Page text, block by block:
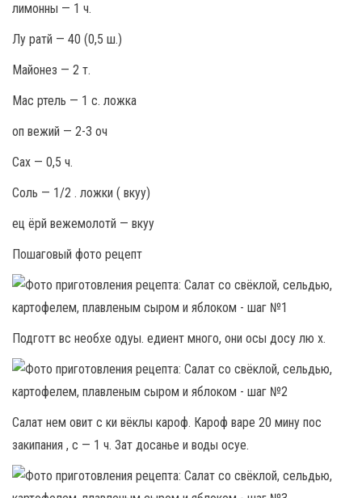
лимонны — 1 ч.
Лу ратй — 40 (0,5 ш.)
Майонез — 2 т.
Мас ртель — 1 с. ложка
оп вежий — 2-3 оч
Сах — 0,5 ч.
Соль — 1/2 . ложки ( вкуу)
ец ёрй вежемолотй — вкуу
Пошаговый фото рецепт
Подготт вс необхе одуы. едиент много, они осы досу лю х.
Салат нем овит с ки вёклы кароф. Кароф варе 20 мину пос
закипания , с — 1 ч. Зат досанье и воды осуе.